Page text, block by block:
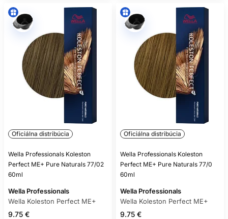
Oficiálna distribúcia
Wella Professionals Koleston
Perfect ME+ Pure Naturals 77/02
60ml
Wella Professionals
Wella Koleston Perfect ME+
9.75 €
Oficiálna distribúcia
Wella Professionals Koleston
Perfect ME+ Pure Naturals 77/0
60ml
Wella Professionals
Wella Koleston Perfect ME+
9.75 €